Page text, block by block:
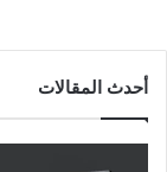
أحدث المقالات